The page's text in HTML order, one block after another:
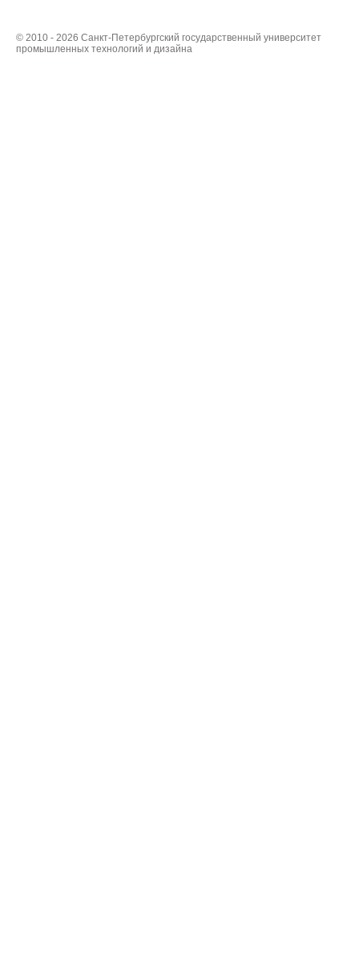
© 2010 - 2026 Санкт-Петербургский государственный университет
промышленных технологий и дизайна